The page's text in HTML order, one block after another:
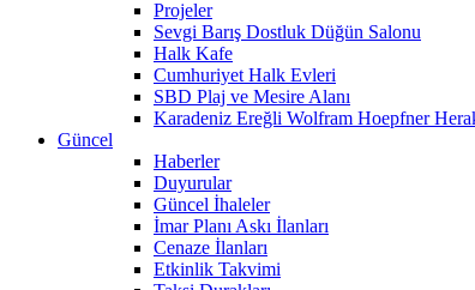
Projeler
Sevgi Barış Dostluk Düğün Salonu
Halk Kafe
Cumhuriyet Halk Evleri
SBD Plaj ve Mesire Alanı
Karadeniz Ereğli Wolfram Hoepfner
Güncel
Haberler
Duyurular
Güncel İhaleler
İmar Planı Askı İlanları
Cenaze İlanları
Etkinlik Takvimi